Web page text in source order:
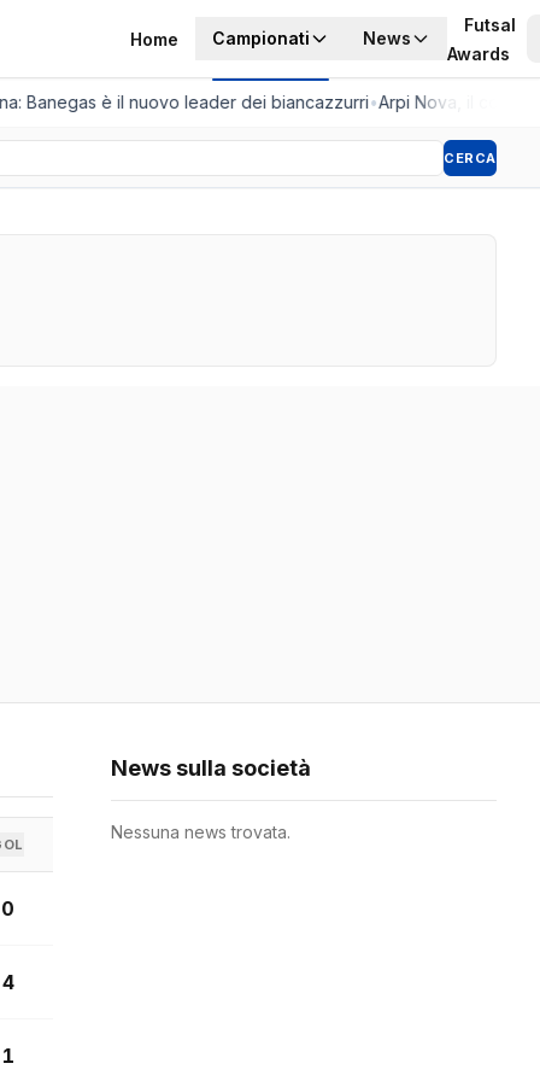
Home Campionati News
Futsal
Awards
Banegas è il nuovo leader dei biancazzurri•Arpi Nova, il colpo
CERCA
0
4
1
News sulla società
Nessuna news trovata.